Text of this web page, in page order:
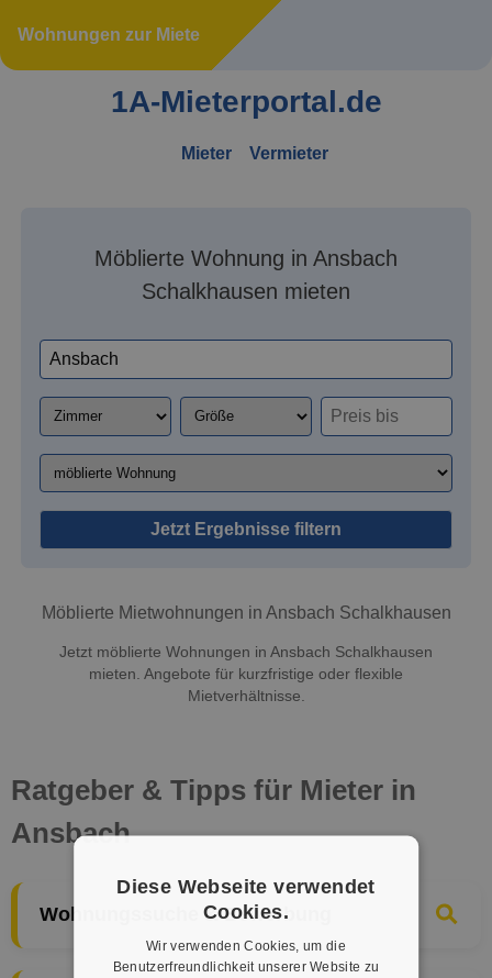
Wohnungen zur Miete
1A-Mieterportal.de
Mieter Vermieter
Möblierte Wohnung in Ansbach
Schalkhausen mieten
Jetzt Ergebnisse filtern
Möblierte Mietwohnungen in Ansbach Schalkhausen
Jetzt möblierte Wohnungen in Ansbach Schalkhausen
mieten. Angebote für kurzfristige oder flexible
Mietverhältnisse.
Ratgeber & Tipps für Mieter in
Ansbach
Wohnungssuche & Bewerbung
Diese Webseite verwendet
Cookies.
Wir verwenden Cookies, um die
Benutzerfreundlichkeit unserer Website zu